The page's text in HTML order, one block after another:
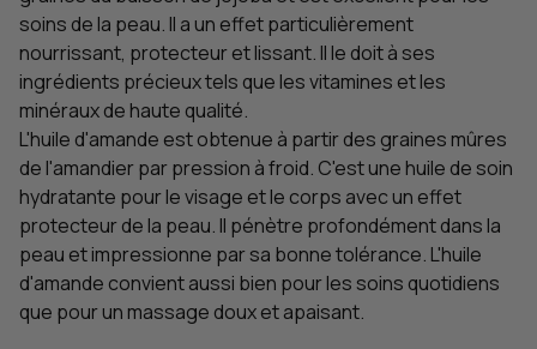
soins de la peau. Il a un effet particulièrement
nourrissant, protecteur et lissant. Il le doit à ses
ingrédients précieux tels que les vitamines et les
minéraux de haute qualité.
L'huile d'amande est obtenue à partir des graines mûres
de l'amandier par pression à froid. C'est une huile de soin
hydratante pour le visage et le corps avec un effet
protecteur de la peau. Il pénètre profondément dans la
peau et impressionne par sa bonne tolérance. L'huile
d'amande convient aussi bien pour les soins quotidiens
que pour un massage doux et apaisant.